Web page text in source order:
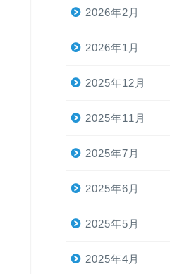
2026年2月
2026年1月
2025年12月
2025年11月
2025年7月
2025年6月
2025年5月
2025年4月